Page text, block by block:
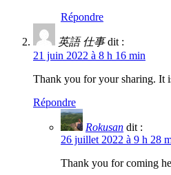
Répondre
英語 仕事 dit :
21 juin 2022 à 8 h 16 min
Thank you for your sharing. It
Répondre
Rokusan dit :
26 juillet 2022 à 9 h 28
Thank you for coming